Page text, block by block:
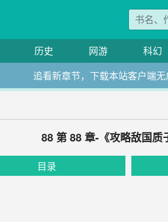
历史 网游 科幻
追看新章节，下载本站客户端
88 第 88 章-《攻略敌国质
目录